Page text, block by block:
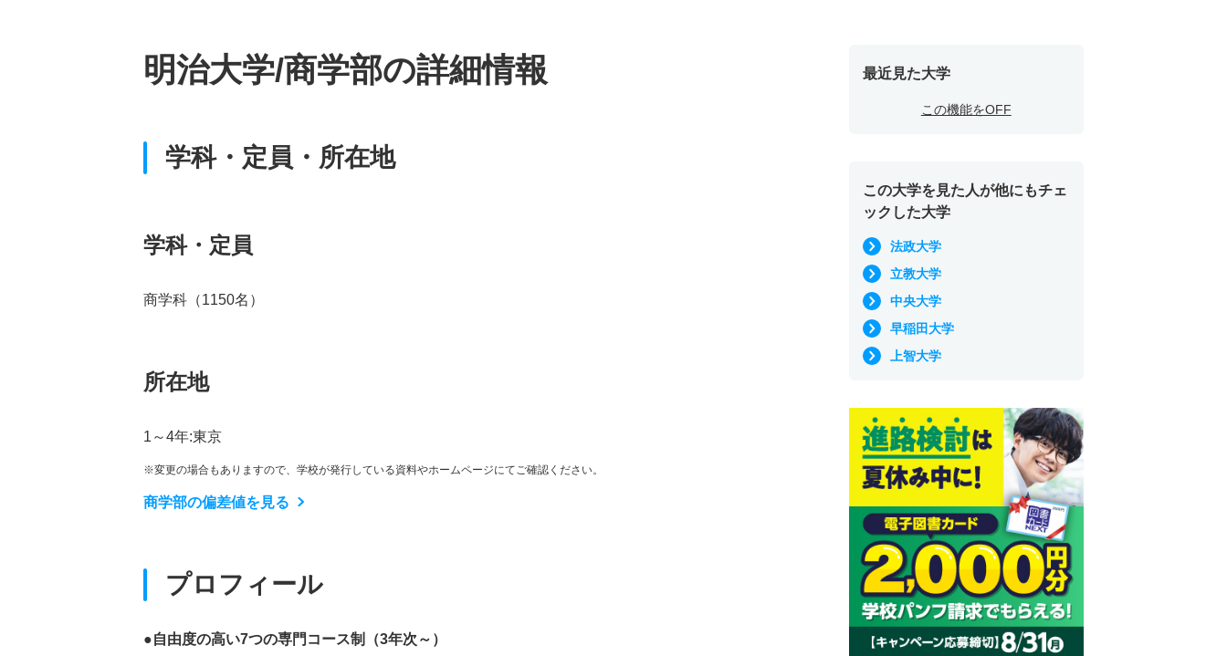
明治大学/商学部の詳細情報
学科・定員・所在地
学科・定員
商学科（1150名）
所在地
1～4年:東京
※変更の場合もありますので、学校が発行している資料やホームページにてご確認ください。
商学部の偏差値を見る
プロフィール
●自由度の高い7つの専門コース制（3年次～）
最近見た大学
この機能をOFF
この大学を見た人が他にもチェ
ックした大学
法政大学
立教大学
中央大学
早稲田大学
上智大学